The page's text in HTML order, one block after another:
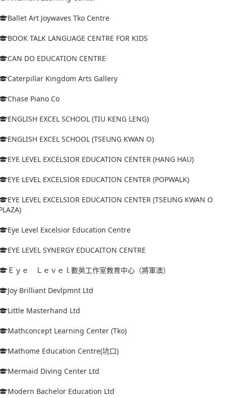
Ballet Art Joywaves Tko Centre
BOOK TALK LANGUAGE CENTRE FOR KIDS
CAN DO EDUCATION CENTRE
Caterpillar Kingdom Arts Gallery
Chase Piano Co
ENGLISH EXCEL SCHOOL (TIU KENG LENG)
ENGLISH EXCEL SCHOOL (TSEUNG KWAN O)
EYE LEVEL EXCELSIOR EDUCATION CENTER (HANG HAU)
EYE LEVEL EXCELSIOR EDUCATION CENTER (POPWALK)
EYE LEVEL EXCELSIOR EDUCATION CENTER (TSEUNG KWAN O
Eye Level Excelsior Education Centre
EYE LEVEL SYNERGY EDUCAITON CENTRE
Ｅｙｅ Ｌｅｖｅｌ數英工作室教育中心（將軍澳）
Joy Brilliant Devlpmnt Ltd
Little Masterhand Ltd
Mathconcept Learning Center (Tko)
Mathome Education Centre(坑口)
Mermaid Diving Center Ltd
Modern Bachelor Education Ltd